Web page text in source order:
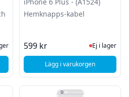
besök produktsidan för
6 Plus - (A1524) Strömknapp, Mikrofon och
Hemknapps-kabel
599 kr Ej i lager,
Ej i lager
Lägg i varukorgen
, Apple iPhone 6